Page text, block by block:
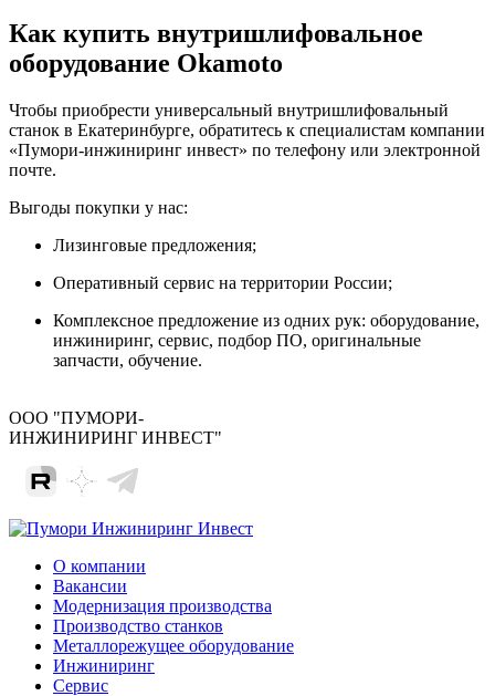
Как купить внутришлифовальное
оборудование Okamoto
Чтобы приобрести универсальный внутришлифовальный
станок в Екатеринбурге, обратитесь к специалистам компании
«Пумори-инжиниринг инвест» по телефону или электронной
почте.
Выгоды покупки у нас:
Лизинговые предложения;
Оперативный сервис на территории России;
Комплексное предложение из одних рук: оборудование,
инжиниринг, сервис, подбор ПО, оригинальные
запчасти, обучение.
ООО "ПУМОРИ-
ИНЖИНИРИНГ ИНВЕСТ"
О компании
Вакансии
Модернизация производства
Производство станков
Металлорежущее оборудование
Инжиниринг
Сервис